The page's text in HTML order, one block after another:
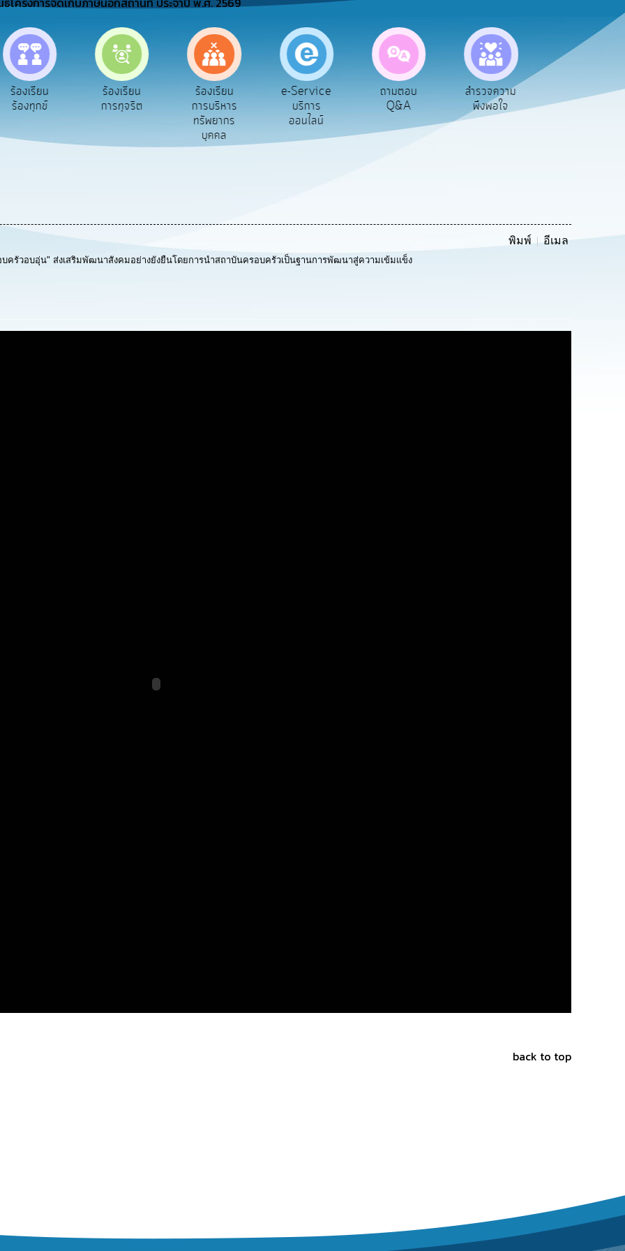
ร้องเรียน
ร้องทุกข์
ร้องเรียน
การทุจริต
ร้องเรียน
การบริหาร
ทรัพยากร
บุคคล
e-Service
บริการ
ออนไลน์
ถามตอบ
Q&A
สำรวจความ
พึงพอใจ
ผู้รับเบีย
ยังชีพ
พิมพ์ อีเมล
ครัวอบอุ่น" ส่งเสริมพัฒนาสังคมอย่างยังยืนโดยการนำสถาบันครอบครัวเป็นฐานการพัฒนาสู่ความเข้มแข็ง
back to top